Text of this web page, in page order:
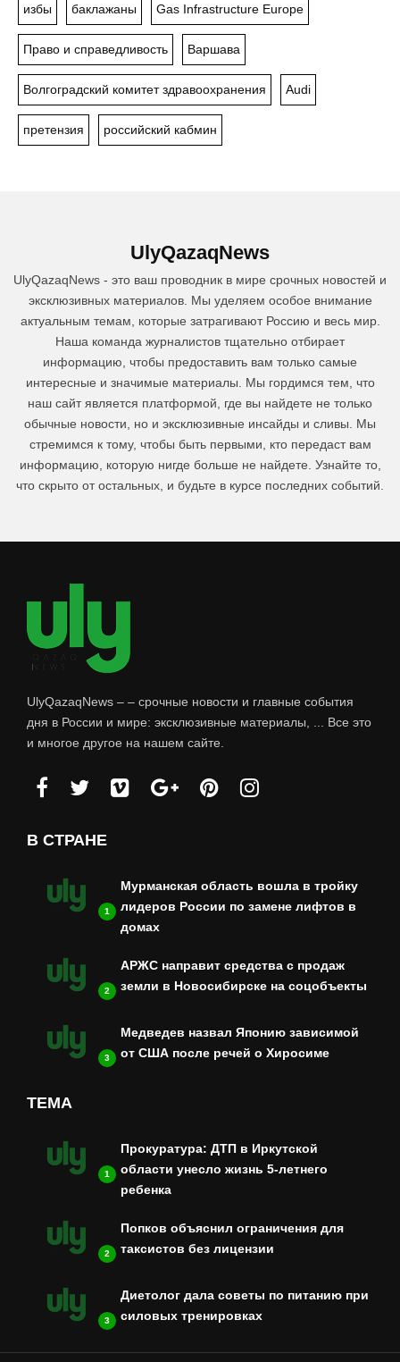
избы баклажаны Gas Infrastructure Europe
Право и справедливость Варшава
Волгоградский комитет здравоохранения Audi
претензия российский кабмин
UlyQazaqNews
UlyQazaqNews - это ваш проводник в мире срочных новостей и
эксклюзивных материалов. Мы уделяем особое внимание
актуальным темам, которые затрагивают Россию и весь мир.
Наша команда журналистов тщательно отбирает
информацию, чтобы предоставить вам только самые
интересные и значимые материалы. Мы гордимся тем, что
наш сайт является платформой, где вы найдете не только
обычные новости, но и эксклюзивные инсайды и сливы. Мы
стремимся к тому, чтобы быть первыми, кто передаст вам
информацию, которую нигде больше не найдете. Узнайте то,
что скрыто от остальных, и будьте в курсе последних событий.
UlyQazaqNews – – срочные новости и главные события
дня в России и мире: эксклюзивные материалы, ... Все это
и многое другое на нашем сайте.
В СТРАНЕ
1
Мурманская область вошла в тройку
лидеров России по замене лифтов в
домах
2
АРЖС направит средства с продаж
земли в Новосибирске на соцобъекты
3
Медведев назвал Японию зависимой
от США после речей о Хиросиме
ТЕМА
1
Прокуратура: ДТП в Иркутской
области унесло жизнь 5-летнего
ребенка
2
Попков объяснил ограничения для
таксистов без лицензии
3
Диетолог дала советы по питанию при
силовых тренировках